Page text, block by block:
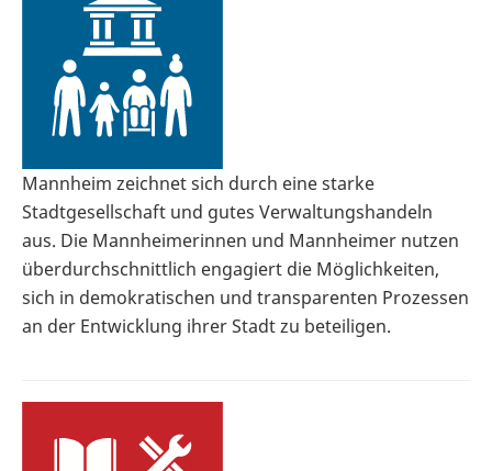
Mannheim zeichnet sich durch eine starke
Stadtgesellschaft und gutes Verwaltungshandeln
aus. Die Mannheimerinnen und Mannheimer nutzen
überdurchschnittlich engagiert die Möglichkeiten,
sich in demokratischen und transparenten Prozessen
an der Entwicklung ihrer Stadt zu beteiligen.